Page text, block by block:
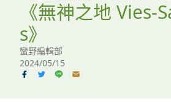
環境教育
白海豚媽祖宮
支持蠻野
《無神之地 Vies-
s》
蠻野編輯部
2024/05/15